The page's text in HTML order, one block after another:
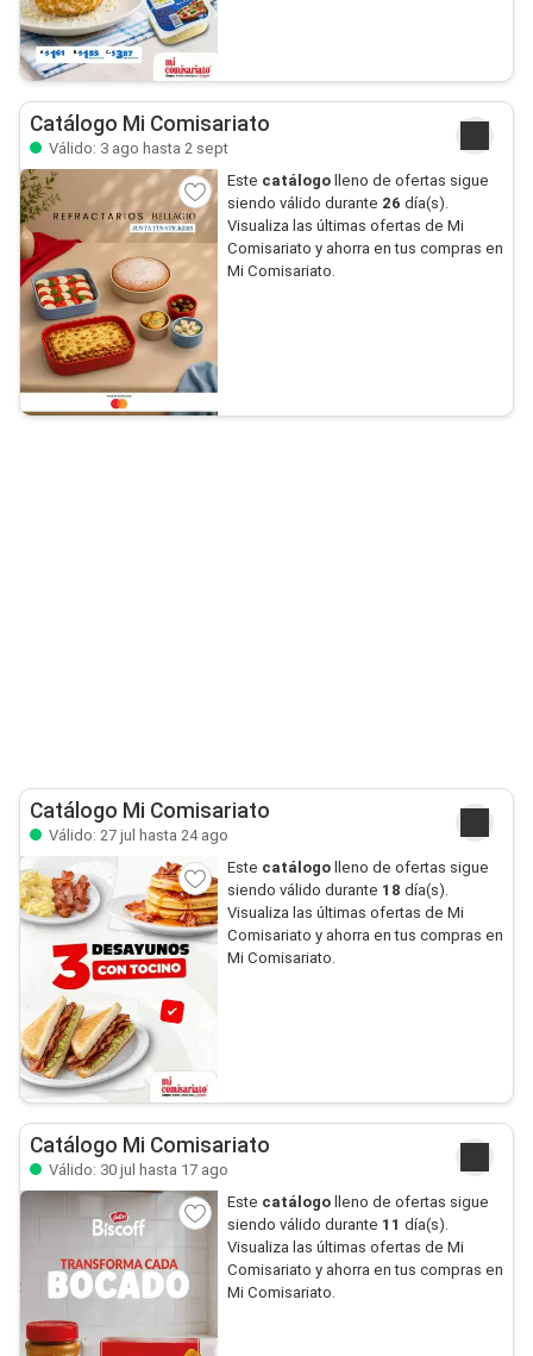
Catálogo Mi Comisariato
Válido: 3 ago hasta 2 sept
Este catálogo lleno de ofertas sigue
siendo válido durante 26 día(s).
Visualiza las últimas ofertas de Mi
Comisariato y ahorra en tus compras en
Mi Comisariato.
Catálogo Mi Comisariato
Válido: 27 jul hasta 24 ago
Este catálogo lleno de ofertas sigue
siendo válido durante 18 día(s).
Visualiza las últimas ofertas de Mi
Comisariato y ahorra en tus compras en
Mi Comisariato.
Catálogo Mi Comisariato
Válido: 30 jul hasta 17 ago
Este catálogo lleno de ofertas sigue
siendo válido durante 11 día(s).
Visualiza las últimas ofertas de Mi
Comisariato y ahorra en tus compras en
Mi Comisariato.